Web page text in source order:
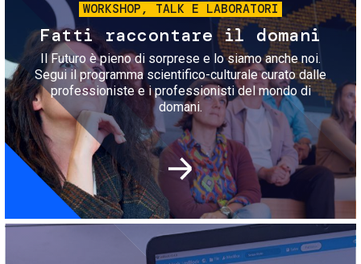
WORKSHOP, TALK E LABORATORI
Fatti raccontare il domani
Il Futuro è pieno di sorprese e lo siamo anche noi.
Segui il programma scientifico-culturale curato dalle
professioniste e i professionisti del mondo di
domani.
Immagine